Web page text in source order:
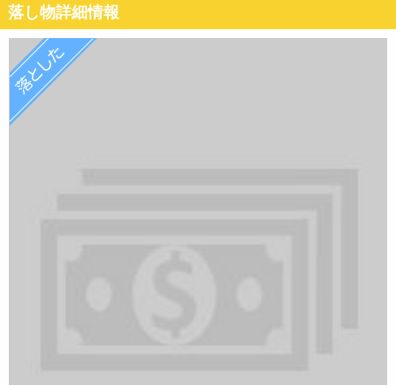
落し物詳細情報